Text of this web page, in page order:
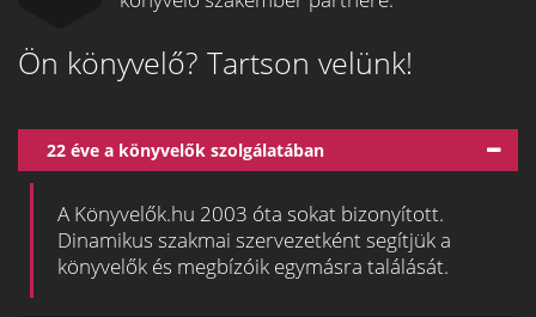
Ön könyvelő? Tartson velünk!
22 éve a könyvelők szolgálatában
A Könyvelők.hu 2003 óta sokat bizonyított.
Dinamikus szakmai szervezetként segítjük a
könyvelők és megbízóik egymásra találását.